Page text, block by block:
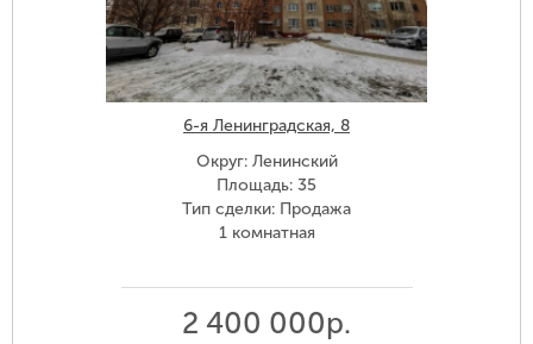
6-я Ленинградская, 8
Округ: Ленинский
Площадь: 35
Тип сделки: Продажа
1 комнатная
2 400 000р.